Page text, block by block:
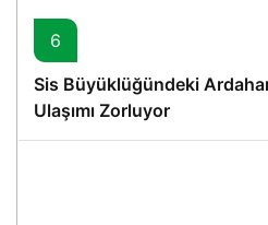
6
Sis Büyüklüğündeki
Ulaşımı Zorluyor